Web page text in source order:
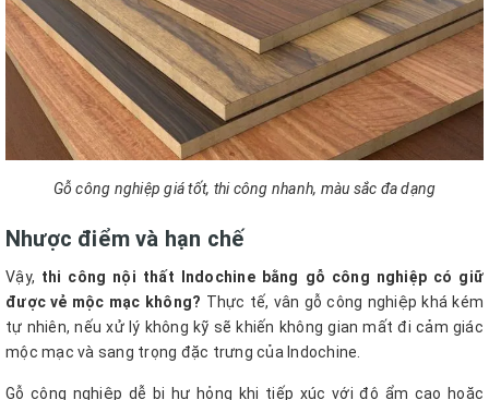
Gỗ công nghiệp giá tốt, thi công nhanh, màu sắc đa dạng
Nhược điểm và hạn chế
Vậy, thi công nội thất Indochine bằng gỗ công nghiệp có giữ
được vẻ mộc mạc không? Thực tế, vân gỗ công nghiệp khá kém
tự nhiên, nếu xử lý không kỹ sẽ khiến không gian mất đi cảm giác
mộc mạc và sang trọng đặc trưng của Indochine.
Gỗ công nghiệp dễ bị hư hỏng khi tiếp xúc với độ ẩm cao hoặc